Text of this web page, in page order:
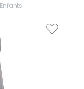
Enfants